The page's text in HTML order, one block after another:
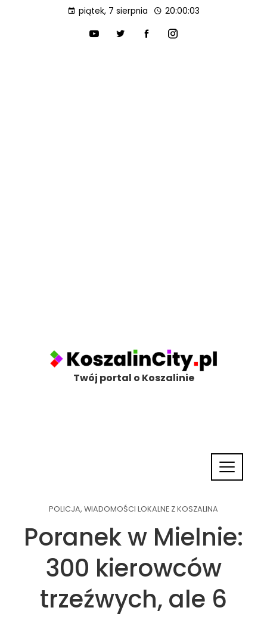
piątek, 7 sierpnia 20:00:04
Twój portal o Koszalinie
POLICJA, WIADOMOŚCI LOKALNE Z KOSZALINA
Poranek w Mielnie:
300 kierowców
trzeźwych, ale 6